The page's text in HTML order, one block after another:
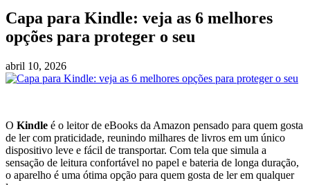
Capa para Kindle: veja as 6 melhores
opções para proteger o seu
abril 10, 2026
O Kindle é o leitor de eBooks da Amazon pensado para quem gosta
de ler com praticidade, reunindo milhares de livros em um único
dispositivo leve e fácil de transportar. Com tela que simula a
sensação de leitura confortável no papel e bateria de longa duração,
o aparelho é uma ótima opção para quem gosta de ler em qualquer